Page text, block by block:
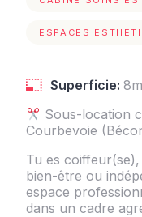
ESPACES
Superficie: 8m
Sous-location
Courbevoie
Tu es
bien-être ou
espace
dans un cadre